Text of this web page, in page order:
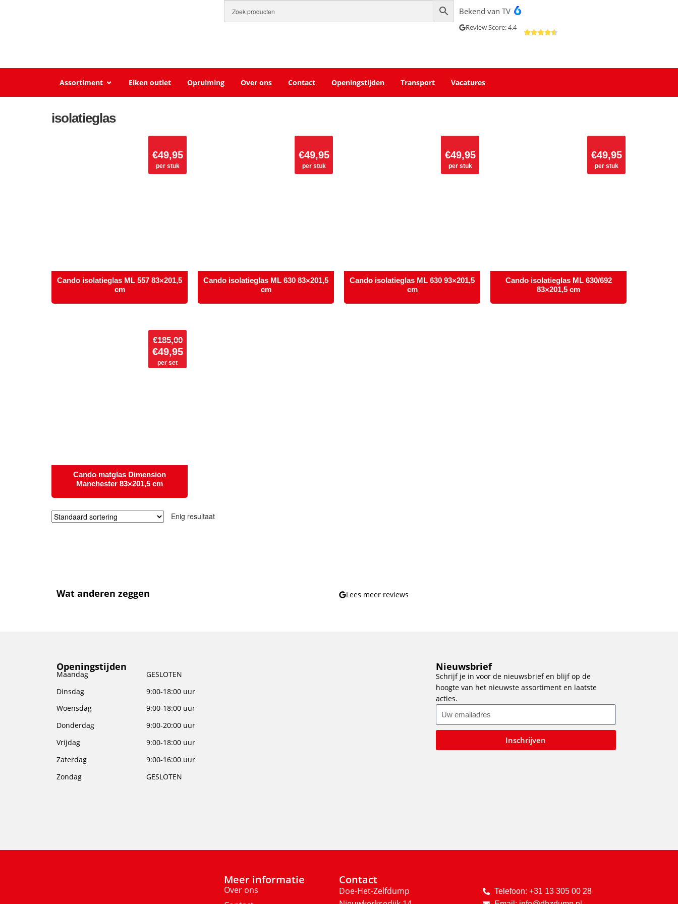
Bekend van TV
Review Score: 4.4
Assortiment Eiken outlet Opruiming Over ons Contact Openingstijden Transport Vacatures
isolatieglas
Cando isolatieglas ML 557 83×201,5
cm
€49,95
per stuk
Cando isolatieglas ML 630 83×201,5
cm
€49,95
per stuk
Cando isolatieglas ML 630 93×201,5
cm
€49,95
per stuk
Cando isolatieglas ML 630/692
83×201,5 cm
€49,95
per stuk
Cando matglas Dimension
Manchester 83×201,5 cm
€185,00
€49,95
per set
Enig resultaat
Wat anderen zeggen Lees meer reviews
Openingstijden
Maandag
GESLOTEN
Dinsdag
9:00-18:00 uur
Woensdag
9:00-18:00 uur
Donderdag
9:00-20:00 uur
Vrijdag
9:00-18:00 uur
Zaterdag
9:00-16:00 uur
Zondag
GESLOTEN
Nieuwsbrief
Schrijf je in voor de nieuwsbrief en blijf op de
hoogte van het nieuwste assortiment en laatste
acties.
Inschrijven
Meer informatie
Over ons
Contact
Doe-Het-Zelfdump
Telefoon: +31 13 305 00 28